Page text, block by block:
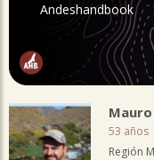
Andeshandbook
53 años
Región